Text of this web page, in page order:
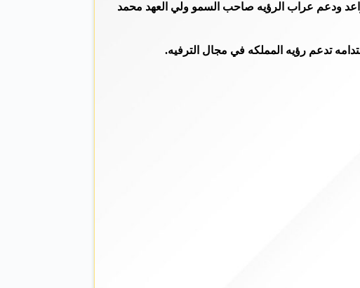
ودعم عراب الرؤيه صاحب السمو ولي العهد محمد
تدعم رؤيه المملكه في مجال الترفيه.